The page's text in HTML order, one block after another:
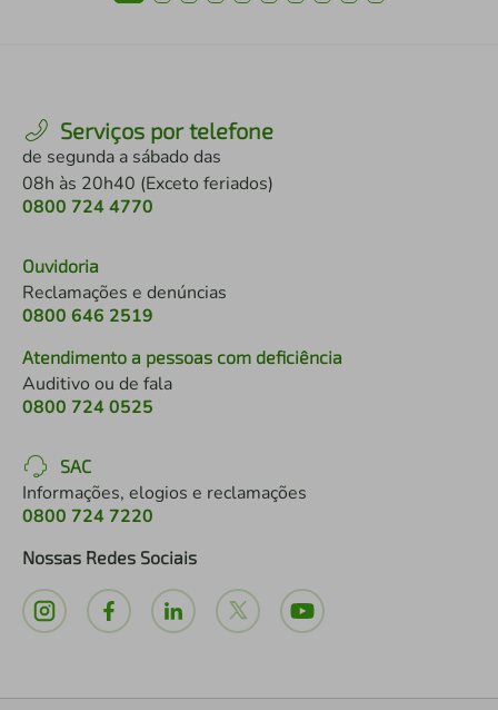
Serviços por telefone
de segunda a sábado das
08h às 20h40 (Exceto feriados)
0800 724 4770
Ouvidoria
Reclamações e denúncias
0800 646 2519
Atendimento a pessoas com deficiência
Auditivo ou de fala
0800 724 0525
SAC
Informações, elogios e reclamações
0800 724 7220
Nossas Redes Sociais